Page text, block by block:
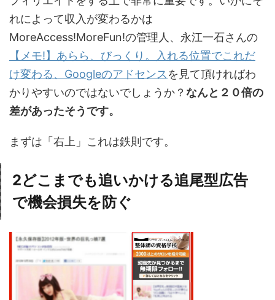
れによって収入が変わるかは
MoreAccess!MoreFun!の管理人、永江一石さんの
【メモ!】あらら、びっくり。入れる位置でこれだ
け変わる、Googleのアドセンス を見て頂ければわ
かりやすいのではないでしょうか？ なんと２０倍の
差があったそうです。
まずは「右上」これは鉄則です。
2どこまでも追いかける追尾型広告
で機会損失を防ぐ